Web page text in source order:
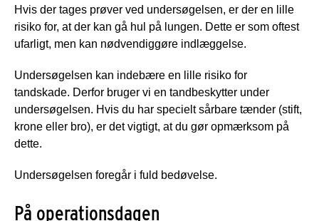
Hvis der tages prøver ved undersøgelsen, er der en lille
risiko for, at der kan gå hul på lungen. Dette er som oftest
ufarligt, men kan nødvendiggøre indlæggelse.
Undersøgelsen kan indebære en lille risiko for
tandskade. Derfor bruger vi en tandbeskytter under
undersøgelsen. Hvis du har specielt sårbare tænder (stift,
krone eller bro), er det vigtigt, at du gør opmærksom på
dette.
Undersøgelsen foregår i fuld bedøvelse.
På operationsdagen